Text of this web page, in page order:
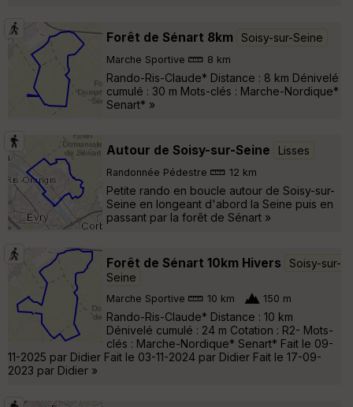
Forêt de Sénart 8km Soisy-sur-Seine
Marche Sportive 8 km
Rando-Ris-Claude* Distance : 8 km Dénivelé
cumulé : 30 m Mots-clés : Marche-Nordique*
Senart* »
Autour de Soisy-sur-Seine Lisses
Randonnée Pédestre 12 km
Petite rando en boucle autour de Soisy-sur-
Seine en longeant d'abord la Seine puis en
passant par la forêt de Sénart »
Forêt de Sénart 10km Hivers
Soisy-sur-
Seine
Marche Sportive 10 km 150 m
Rando-Ris-Claude* Distance : 10 km
Dénivelé cumulé : 24 m Cotation : R2- Mots-
clés : Marche-Nordique* Senart* Fait le 09-
11-2025 par Didier Fait le 03-11-2024 par Didier Fait le 17-09-
2023 par Didier »